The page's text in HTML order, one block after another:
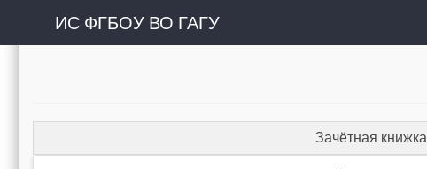
ИС ФГБОУ ВО ГАГУ
Зачётная книжка